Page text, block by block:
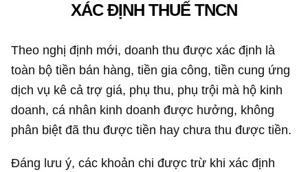
XÁC ĐỊNH THUẾ TNCN
Theo nghị định mới, doanh thu được xác định là
toàn bộ tiền bán hàng, tiền gia công, tiền cung ứng
dịch vụ kê cả trợ giá, phụ thu, phụ trội mà hộ kinh
doanh, cá nhân kinh doanh được hưởng, không
phân biệt đã thu được tiền hay chưa thu được tiền.
Đáng lưu ý, các khoản chi được trừ khi xác định